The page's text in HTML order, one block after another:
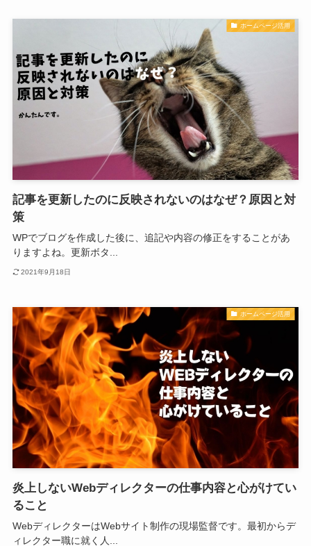
ホームページ活用
記事を更新したのに反映されないのはなぜ？原因と対
策
WPでブログを作成した後に、追記や内容の修正をすることがあ
りますよね。更新ボタ...
2021年9月18日
ホームページ活用
炎上しないWebディレクターの仕事内容と心がけてい
ること
WebディレクターはWebサイト制作の現場監督です。最初からデ
ィレクター職に就く人...